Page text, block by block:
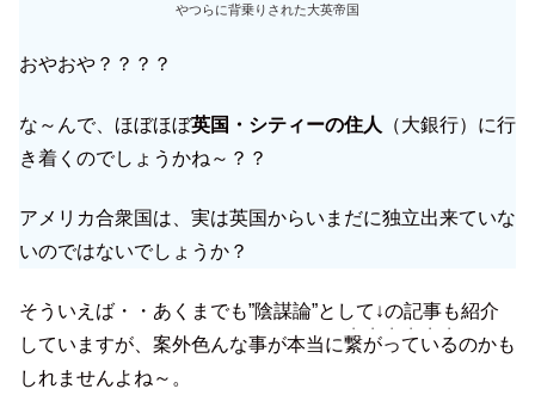
やつらに背乗りされた大英帝国
おやおや？？？？
な～んで、ほぼほぼ英国・シティーの住人
（大銀行）に行
き着くのでしょうかね～？？
アメリカ合衆国は、実は英国からいまだに独立出来ていな
いのではないでしょうか？
そういえば・・あくまでも”陰謀論”として↓の記事も紹介
していますが、案外色んな事が本当に繋がっている
・・・・・・
のかも
しれませんよね～。